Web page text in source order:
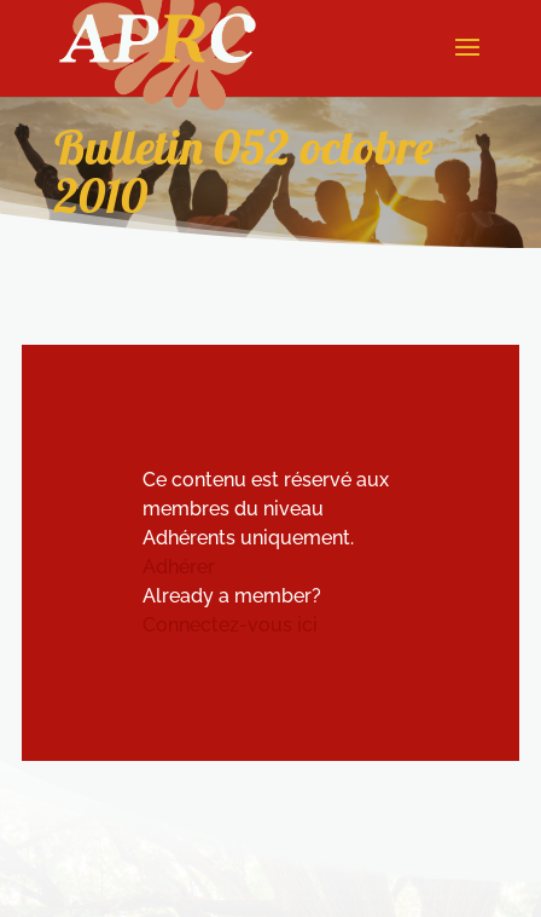
Bulletin 052 octobre
2010
Ce contenu est réservé aux
membres du niveau
Adhérents uniquement.
Already a member?